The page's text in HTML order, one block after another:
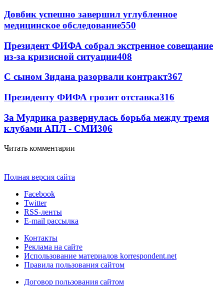
Довбик успешно завершил углубленное
медицинское обследование550
Президент ФИФА собрал экстренное совещание
из-за кризисной ситуации408
С сыном Зидана разорвали контракт367
Президенту ФИФА грозит отставка316
За Мудрика развернулась борьба между тремя
клубами АПЛ - СМИ306
Читать комментарии
Полная версия сайта
Facebook
Twitter
RSS-ленты
E-mail рассылка
Контакты
Реклама на сайте
Использование материалов korrespondent.net
Правила пользования сайтом
Договор пользования сайтом